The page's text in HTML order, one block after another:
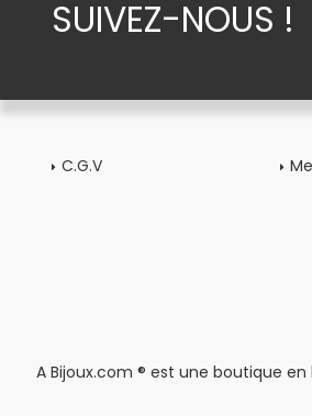
SUIVEZ-NOUS !
C.G.V
A Bijoux.com ® est une boutique